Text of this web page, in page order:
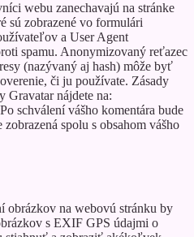
webu zanechavajú na stránke
sú zobrazené vo formulári
a User Agent
spamu. Anonymizovaný reťazec
(nazývaný aj hash) môže byť
či ju používate. Zásady
Gravatar nájdete na:
schválení vášho komentára bude
spolu s obsahom vášho
obrázkov na webovú stránku by
s EXIF GPS údajmi o